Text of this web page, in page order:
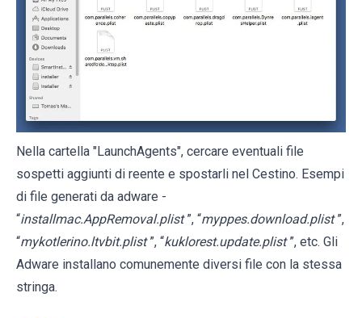
Nella cartella "LaunchAgents", cercare eventuali file
sospetti aggiunti di reente e spostarli nel Cestino. Esempi
di file generati da adware -
“installmac.AppRemoval.plist ”, “myppes.download.plist ”,
“mykotlerino.ltvbit.plist ”, “kuklorest.update.plist ”, etc. Gli
Adware installano comunemente diversi file con la stessa
stringa.